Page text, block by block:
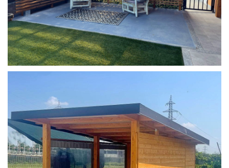
COPERTURA MOBILE 2 AUTO